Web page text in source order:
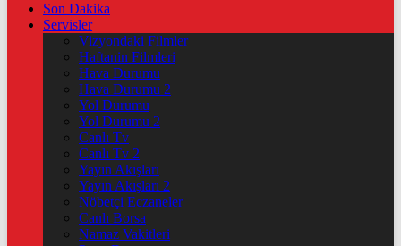
Son Dakika
Servisler
Vizyondaki Filmler
Haftanin Filmleri
Hava Durumu
Hava Durumu 2
Yol Durumu
Yol Durumu 2
Canlı Tv
Canlı Tv 2
Yayın Akışları
Yayın Akışları 2
Nöbetçi Eczaneler
Canlı Borsa
Namaz Vakitleri